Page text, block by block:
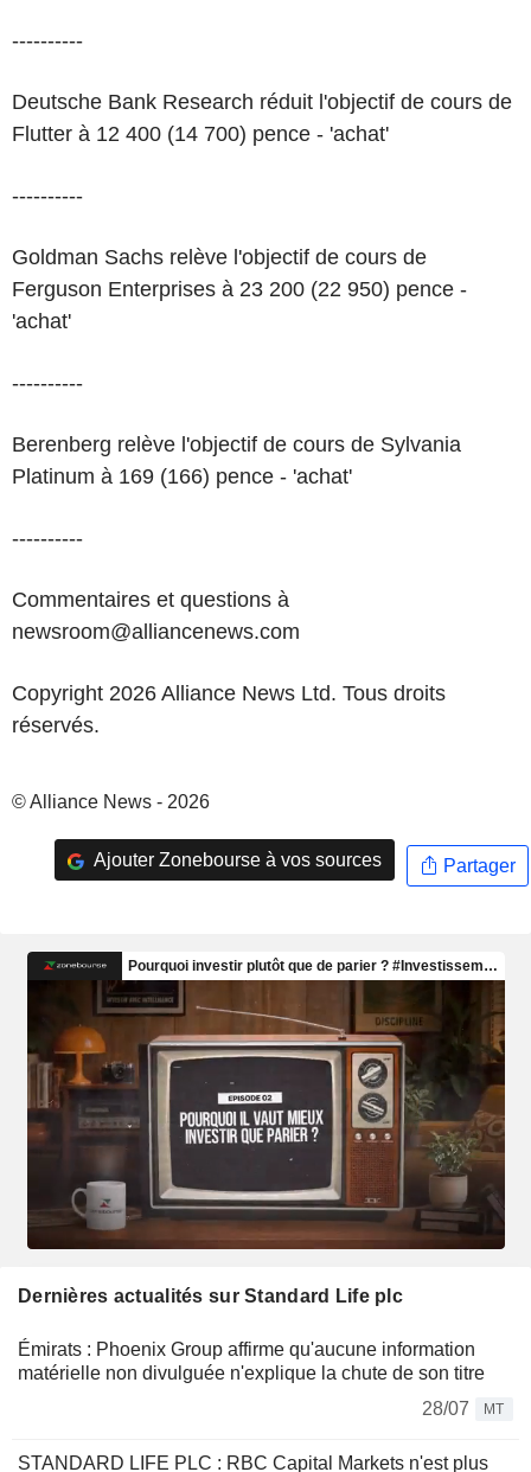
----------
Deutsche Bank Research réduit l'objectif de cours de
Flutter à 12 400 (14 700) pence - 'achat'
----------
Goldman Sachs relève l'objectif de cours de
Ferguson Enterprises à 23 200 (22 950) pence -
'achat'
----------
Berenberg relève l'objectif de cours de Sylvania
Platinum à 169 (166) pence - 'achat'
----------
Commentaires et questions à
newsroom@alliancenews.com
Copyright 2026 Alliance News Ltd. Tous droits
réservés.
© Alliance News - 2026
Ajouter Zonebourse à vos sources Partager
Dernières actualités sur Standard Life plc
Émirats : Phoenix Group affirme qu'aucune information
matérielle non divulguée n'explique la chute de son titre
28/07
MT
STANDARD LIFE PLC : RBC Capital Markets n'est plus